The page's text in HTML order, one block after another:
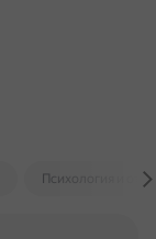
Психология и